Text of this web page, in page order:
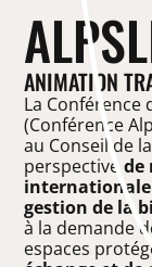
ANIMATION
La Conférence
(Conférence
au Conseil de
perspectivede
gestion de la
à la demande
espaces